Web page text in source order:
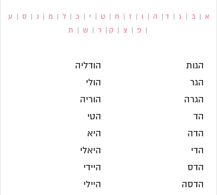
א |ב ג |ד ה ו |ז ח |ט י כ |ל מ |נ ס ע
פ צ |ק |ר ש ת
הגות
הגר
הגרה
הד
הדה
הדי
הדס
הדסה
הודליה
הולי
הוריה
הטי
היא
היאלי
היידי
היילי